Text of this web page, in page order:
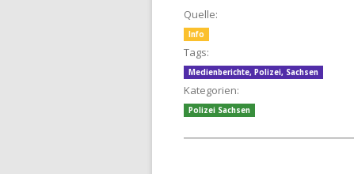
Quelle:
Info
Tags:
Medienberichte, Polizei, Sachsen
Kategorien:
Polizei Sachsen